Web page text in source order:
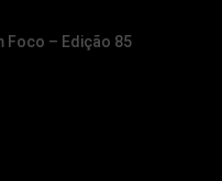
Foco – Edição 85